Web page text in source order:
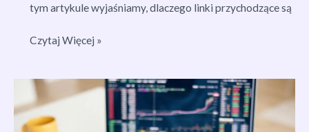
tym artykule wyjaśniamy, dlaczego linki przychodzące są
Linki
do
sukcesu
w
Czytaj Więcej »